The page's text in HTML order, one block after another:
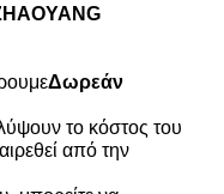
Δωρεάν
το κόστος του
από την